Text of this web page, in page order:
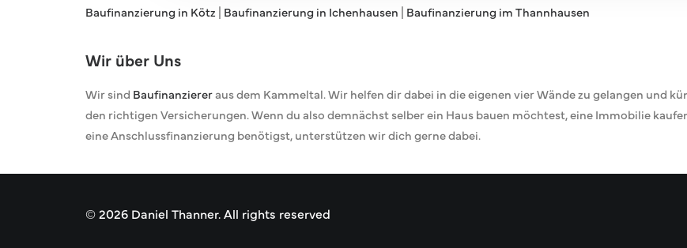
Baufinanzierung in Kötz | Baufinanzierung in Ichenhausen | Baufinanzierung im Thannhausen
Wir über Uns
Wir sind Baufinanziereraus dem Kammeltal. Wir helfen dir dabei in die eigenen vier Wände zu gelangen und
den richtigen Versicherungen. Wenn du also demnächst selber ein Haus bauen möchtest, eine Immobilie
eine Anschlussfinanzierung benötigst, unterstützen wir dich gerne dabei.
© 2026 Daniel Thanner.All rights reserved